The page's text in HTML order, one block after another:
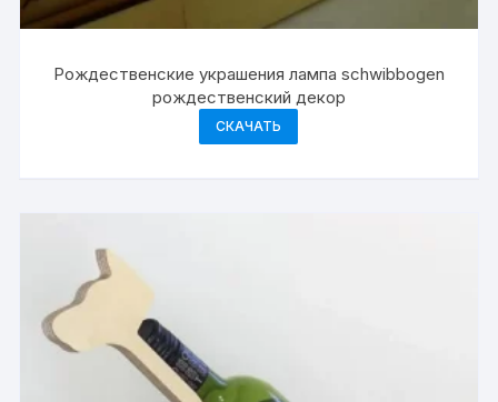
Рождественские украшения лампа schwibbogen
рождественский декор
СКАЧАТЬ